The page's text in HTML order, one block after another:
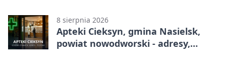
8 sierpnia 2026
Apteki Cieksyn, gmina Nasielsk,
powiat nowodworski - adresy,